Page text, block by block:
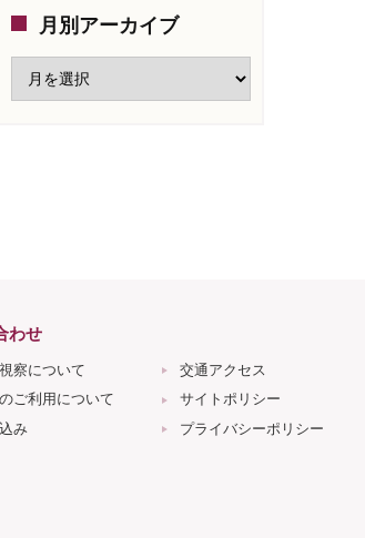
月別アーカイブ
わせ
察について
ご利用について
み
交通アクセス
サイトポリシー
プライバシーポリシー